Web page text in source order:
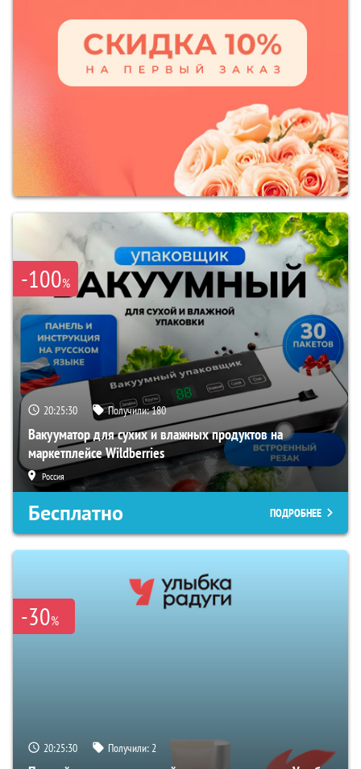
-100%
20:25:29 Получили:180
Вакууматор для сухих и влажных продуктов на
маркетплейсе Wildberries
Россия
Бесплатно ПОДРОБНЕЕ
-30%
20:25:29 Получили:2